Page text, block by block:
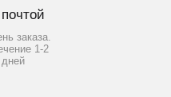
заказа.
1-2
дней